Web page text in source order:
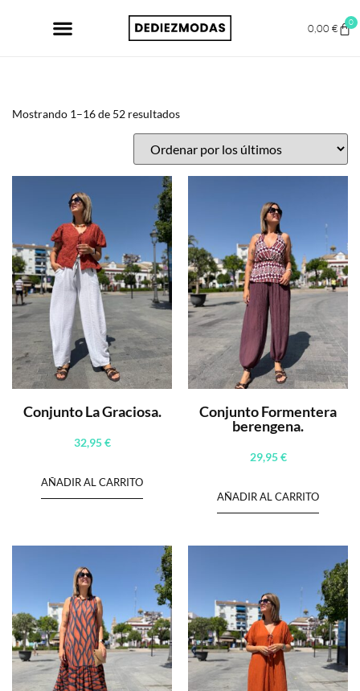
0,00 € 0
Mostrando 1–16 de 52 resultados
Conjunto La Graciosa.
32,95€
AÑADIR AL CARRITO
Conjunto Formentera
berengena.
29,95€
AÑADIR AL CARRITO